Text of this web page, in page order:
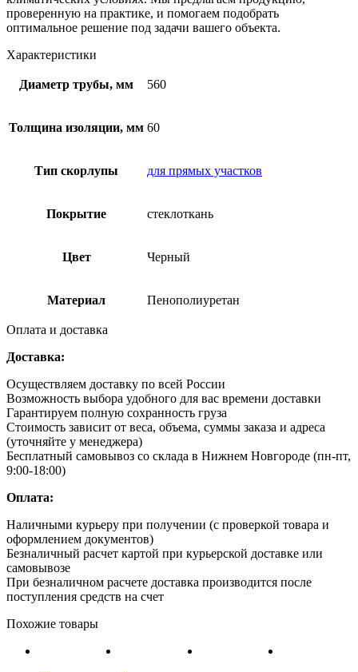
проверенную на практике, и помогаем подобрать
оптимальное решение под задачи вашего объекта.
Характеристики
Диаметр трубы, мм 560
Толщина изоляции, мм 60
Тип скорлупы для прямых участков
Покрытие стеклоткань
Цвет Черный
Материал Пенополиуретан
Оплата и доставка
Доставка:
Осуществляем доставку по всей России
Возможность выбора удобного для вас времени доставки
Гарантируем полную сохранность груза
Стоимость зависит от веса, объема, суммы заказа и адреса
(уточняйте у менеджера)
Бесплатный самовывоз со склада в Нижнем Новгороде (пн-пт,
9:00-18:00)
Оплата:
Наличными курьеру при получении (с проверкой товара и
оформлением документов)
Безналичный расчет картой при курьерской доставке или
самовывозе
При безналичном расчете доставка производится после
поступления средств на счет
Похожие товары